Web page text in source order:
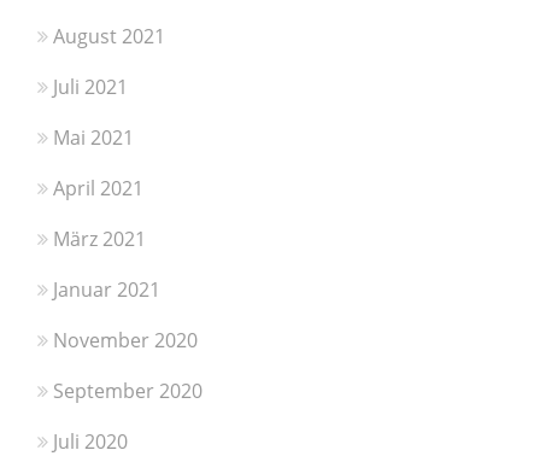
August 2021
Juli 2021
Mai 2021
April 2021
März 2021
Januar 2021
November 2020
September 2020
Juli 2020